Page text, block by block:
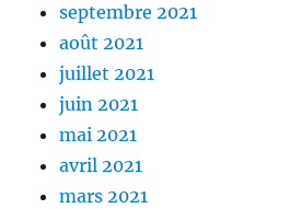
septembre 2021
août 2021
juillet 2021
juin 2021
mai 2021
avril 2021
mars 2021